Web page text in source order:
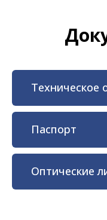
Техническое
Паспорт
Оптические